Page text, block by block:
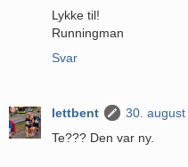
Lykke til!
Runningman
Svar
lettbent
30.
Te??? Den var ny.